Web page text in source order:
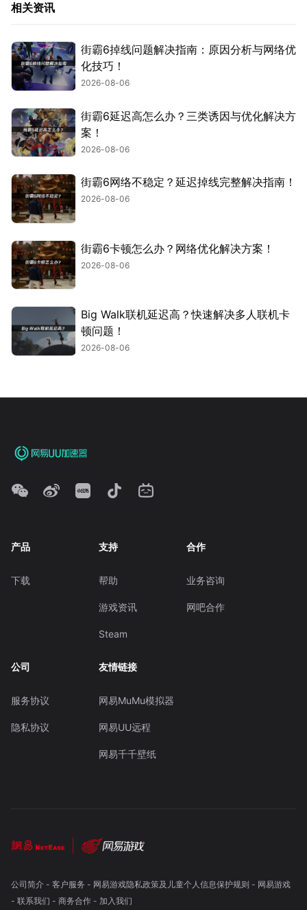
相关资讯
街霸6掉线问题解决指南：原因分析与网络优
化技巧！
2026-08-06
街霸6延迟高怎么办？三类诱因与优化解决方
案！
2026-08-06
街霸6网络不稳定？延迟掉线完整解决指南！
2026-08-06
街霸6卡顿怎么办？网络优化解决方案！
2026-08-06
Big Walk联机延迟高？快速解决多人联机卡
顿问题！
2026-08-06
产品
下载
支持
帮助
游戏资讯
Steam
合作
业务咨询
网吧合作
公司
服务协议
隐私协议
友情链接
网易MuMu模拟器
网易UU远程
网易千千壁纸
公司简介- 客户服务 - 网易游戏隐私政策及儿童个人信息保护规则 - 网易游戏
- 联系我们 - 商务合作- 加入我们